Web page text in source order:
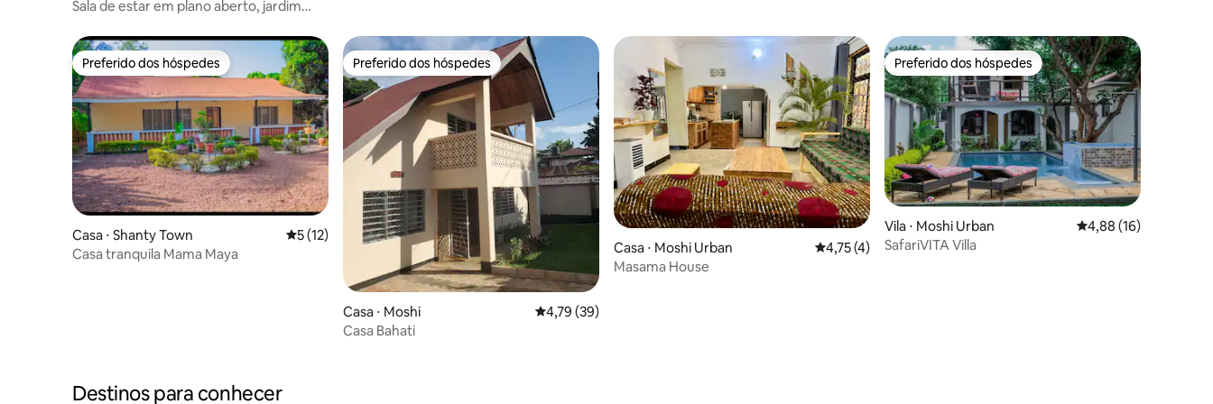
Sala de estar em plano aberto, jardim
Preferido dos hóspedes
Preferido dos hóspedes
Casa ⋅ Shanty Town 5 de uma avaliação média de 5, 12 avaliações
5 (12)
Casa tranquila Mama Maya
Preferido dos hóspedes
Preferido dos hóspedes
Casa ⋅ Moshi 4,79 de uma avaliação média de 5, 39 avaliações
4,79 (39)
Casa Bahati
Casa ⋅ Moshi Urban 4,75 de uma avaliação média de 5, 4 avaliações
4,75 (4)
Masama House
Preferido dos hóspedes
Preferido dos hóspedes
Vila ⋅ Moshi Urban 4,88 de uma
4,88 (16)
SafariVITA Villa
Destinos para conhecer